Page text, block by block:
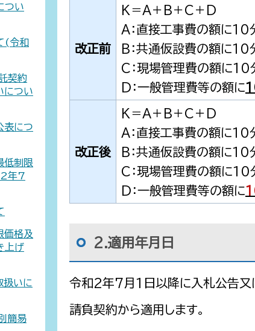
つい
(令和
契約
につい
表につ
低制限
2年7
価格及
上げ
扱いに
簡易
改正前
K＝A＋B＋C＋D
A：直接工事費の額に
B：共通仮設費の額に
C：現場管理費の額に
D：一般管理費等の額に
改正後
K＝A＋B＋C＋D
A：直接工事費の額に
B：共通仮設費の額に
C：現場管理費の額に
D：一般管理費等の額に
2.適用年月日
令和2年7月1日以降に入札公告又
請負契約から適用します。